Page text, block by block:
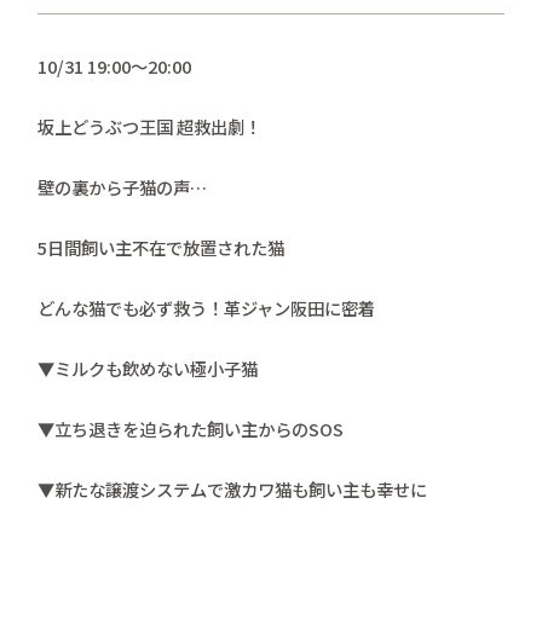
お問い合わせ
プライバシーポリシー
10/31 19:00〜20:00
坂上どうぶつ王国 超救出劇！
壁の裏から子猫の声…
5日間飼い主不在で放置された猫
どんな猫でも必ず救う！革ジャン阪田に密着
▼ミルクも飲めない極小子猫
▼立ち退きを迫られた飼い主からのSOS
▼新たな譲渡システムで激カワ猫も飼い主も幸せに